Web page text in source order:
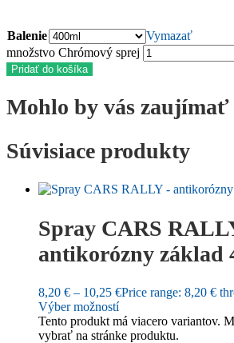
Balenie
Vymazať
množstvo Chrómový sprej
Pridať do košíka
Mohlo by vás zaujímať
Súvisiace produkty
Spray CARS
antikorózny základ
8,20 € – 10,25 €Price range: 8,20 €
Výber možností
Tento produkt má viacero variantov.
vybrať na stránke produktu.